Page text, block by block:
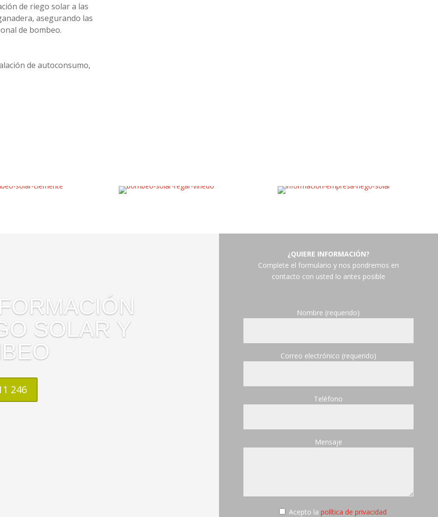
de riego solar a las
asegurando las
de bombeo.
de autoconsumo,
SOLAR Y
246
¿QUIERE INFORMACIÓN?
Complete el formulario y nos pondremos en
contacto con usted lo antes posible
Nombre (requerido)
Correo electrónico (requerido)
Teléfono
Mensaje
Acepto la política de privacidad